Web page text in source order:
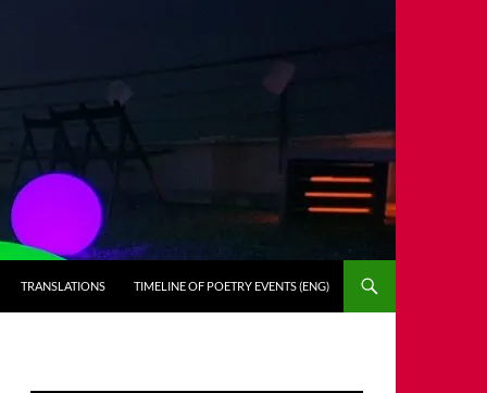
TRANSLATIONS TIMELINE OF POETRY EVENTS (ENG)